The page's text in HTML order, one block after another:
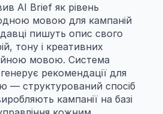
AI Brief як рівень
мовою для кампаній
пишуть опис свого
тону і креативних
мовою. Система
рекомендації для
— структурований спосіб
кампанії на базі